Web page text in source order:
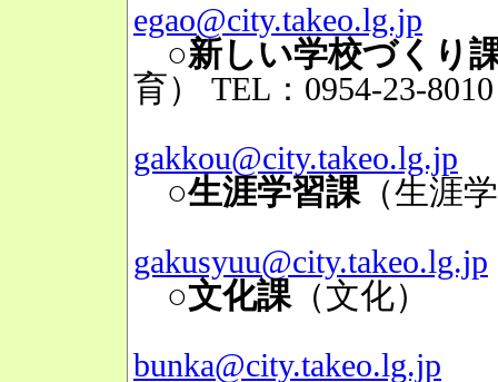
egao@city.takeo.lg.jp
○新しい学校づくり
育）
TEL：0954-23-8010
gakkou@city.takeo.lg.jp
○生涯学習課（生涯
gakusyuu@city.takeo.lg.jp
○文化課（文化）
bunka@city.takeo.lg.jp